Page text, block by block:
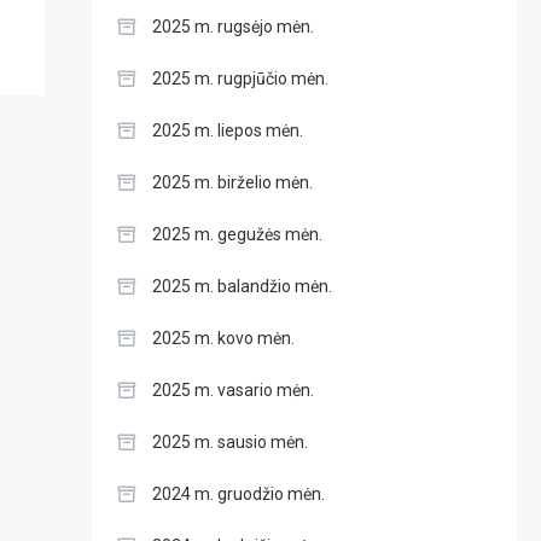
2025 m. rugsėjo mėn.
2025 m. rugpjūčio mėn.
2025 m. liepos mėn.
2025 m. birželio mėn.
2025 m. gegužės mėn.
2025 m. balandžio mėn.
2025 m. kovo mėn.
2025 m. vasario mėn.
2025 m. sausio mėn.
2024 m. gruodžio mėn.